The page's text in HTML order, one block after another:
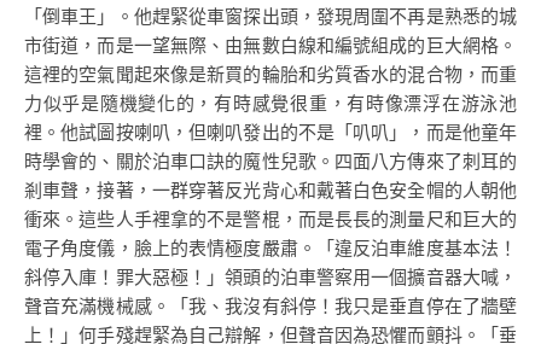
「倒車王」。他趕緊從車窗探出頭，發現周圍不再是熟悉的城
市街道，而是一望無際、由無數白線和編號組成的巨大網格。
這裡的空氣聞起來像是新買的輪胎和劣質香水的混合物，而重
力似乎是隨機變化的，有時感覺很重，有時像漂浮在游泳池
裡。他試圖按喇叭，但喇叭發出的不是「叭叭」，而是他童年
時學會的、關於泊車口訣的魔性兒歌。四面八方傳來了刺耳的
剎車聲，接著，一群穿著反光背心和戴著白色安全帽的人朝他
衝來。這些人手裡拿的不是警棍，而是長長的測量尺和巨大的
電子角度儀，臉上的表情極度嚴肅。「違反泊車維度基本法！
斜停入庫！罪大惡極！」領頭的泊車警察用一個擴音器大喊，
聲音充滿機械感。「我、我沒有斜停！我只是垂直停在了牆壁
上！」何手殘趕緊為自己辯解，但聲音因為恐懼而顫抖。「垂